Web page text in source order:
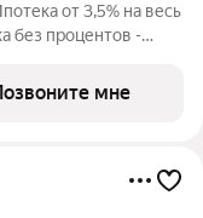
от 3,5% на весь
без процентов -
площадь - 80.9 м2 на
мне